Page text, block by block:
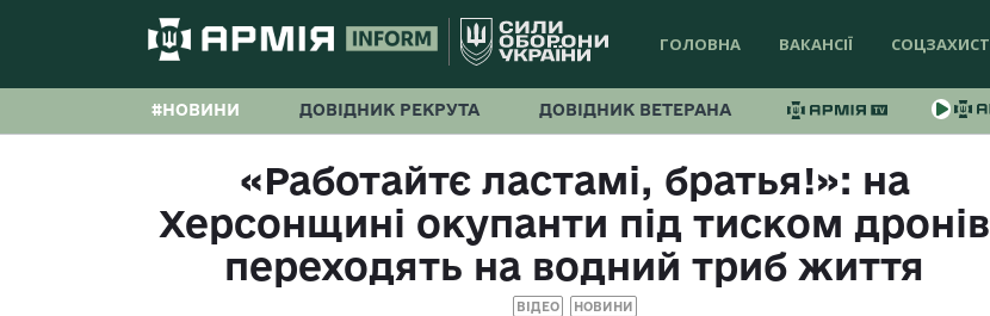
ГОЛОВНА ВАКАНСІЇ СОЦЗАХИСТ
#НОВИНИ ДОВІДНИК РЕКРУТА ДОВІДНИК ВЕТЕРАНА
«Работайтє ластамі, братья!»: на
Херсонщині окупанти під тиском дронів
переходять на водний триб життя
ВІДЕО НОВИНИ